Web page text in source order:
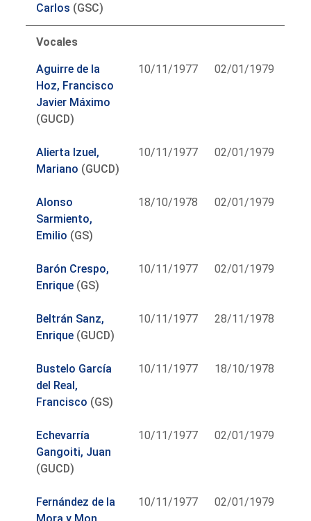
Carlos (GSC)
Vocales
Aguirre de la
Hoz, Francisco
Javier Máximo
(GUCD)
10/11/1977 02/01/1979
Alierta Izuel,
Mariano (GUCD)
10/11/1977 02/01/1979
Alonso
Sarmiento,
Emilio (GS)
18/10/1978 02/01/1979
Barón Crespo,
Enrique (GS)
10/11/1977 02/01/1979
Beltrán Sanz,
Enrique (GUCD)
10/11/1977 28/11/1978
Bustelo García
del Real,
Francisco (GS)
10/11/1977 18/10/1978
Echevarría
Gangoiti, Juan
(GUCD)
10/11/1977 02/01/1979
Fernández de la
10/11/1977 02/01/1979